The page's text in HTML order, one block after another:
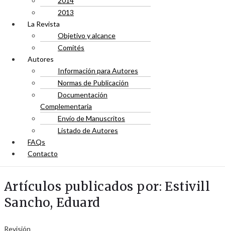
2013
La Revista
Objetivo y alcance
Comités
Autores
Información para Autores
Normas de Publicación
Documentación
Complementaria
Envío de Manuscritos
Listado de Autores
FAQs
Contacto
Artículos publicados por: Estivill
Sancho, Eduard
Revisión